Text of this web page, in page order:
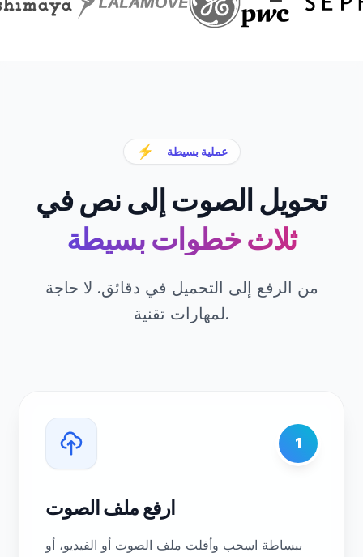
⚡ عملية بسيطة
تحويل الصوت إلى نص في
ثلاث خطوات بسيطة
من الرفع إلى التحميل في دقائق. لا حاجة
لمهارات تقنية.
1
ارفع ملف الصوت
ببساطة اسحب وأفلت ملف الصوت أو الفيديو، أو